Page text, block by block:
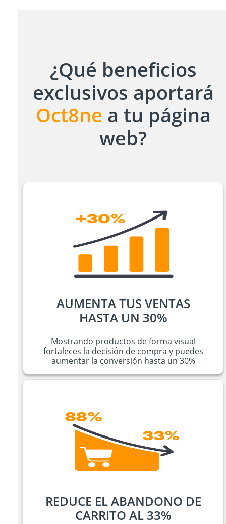
¿Qué beneficios
exclusivos aportará
Oct8ne a tu página
web?
AUMENTA TUS VENTAS
HASTA UN 30%
Mostrando productos de forma visual
fortaleces la decisión de compra y puedes
aumentar la conversión hasta un 30%
REDUCE EL ABANDONO DE
CARRITO AL 33%